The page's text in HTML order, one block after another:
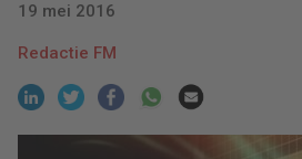
19 mei 2016
Redactie FM